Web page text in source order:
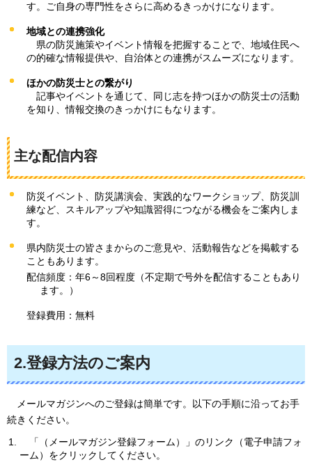
す。ご自身の専門性をさらに高めるきっかけになります。
地域との連携強化
県の防災施策やイベント情報を把握することで、地域住民へ
の的確な情報提供や、自治体との連携がスムーズになります。
ほかの防災士との繋がり
記事やイベントを通じて、同じ志を持つほかの防災士の活動
を知り、情報交換のきっかけにもなります。
主な配信内容
防災イベント、防災講演会、実践的なワークショップ、防災訓
練など、スキルアップや知識習得につながる機会をご案内しま
す。
県内防災士の皆さまからのご意見や、活動報告などを掲載する
こともあります。
配信頻度：年6～8回程度（不定期で号外を配信することもあり
ます。）
登録費用：無料
2.登録方法のご案内
メールマガジンへのご登録は簡単です。以下の手順に沿ってお手
続きください。
「（メールマガジン登録フォーム）」のリンク（電子申請フォ
ーム）をクリックしてください。